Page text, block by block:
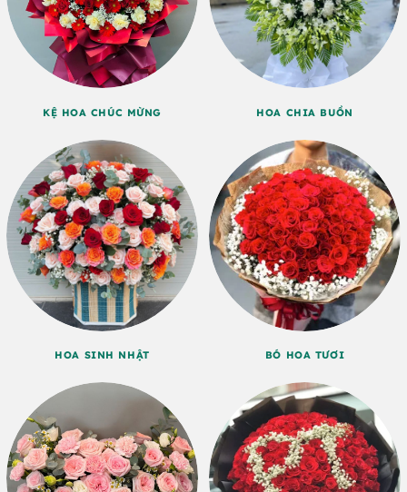
KỆ HOA CHÚC MỪNG HOA CHIA BUỒN
HOA SINH NHẬT BÓ HOA TƯƠI